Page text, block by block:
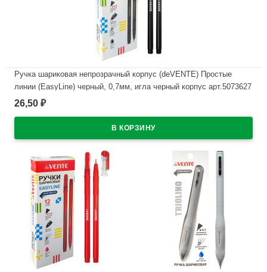
Ручка шариковая непрозрачный корпус (deVENTE) Простые
линии (EasyLine) черный, 0,7мм, игла черный корпус арт.5073627
В наличии
26,50 ₽